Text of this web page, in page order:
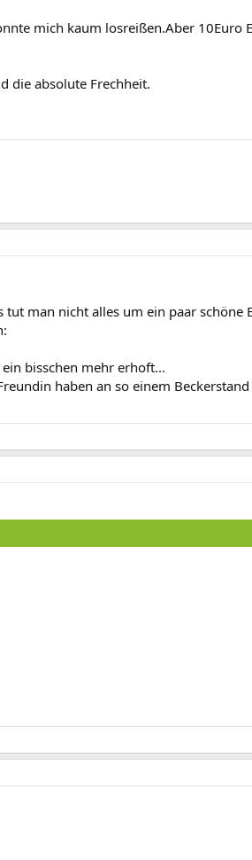
mich kaum losreißen.Aber 10Euro
die absolute Frechheit.
man nicht alles um ein paar schöne
bisschen mehr erhoft...
haben an so einem